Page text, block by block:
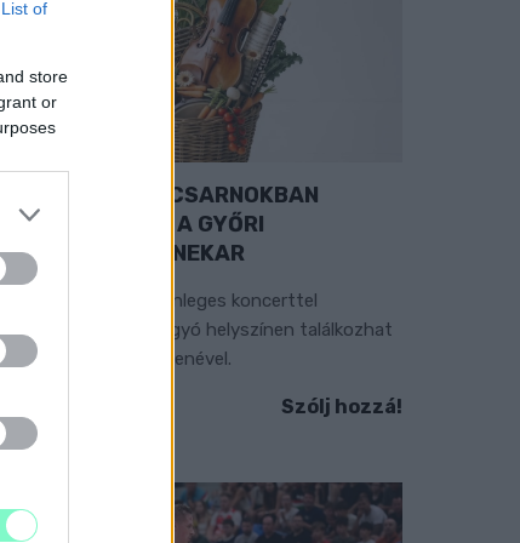
List of
store
or
A VÁSÁRCSARNOKBAN
ÚJ ÉVADÁT A GYŐRI
ZENEKAR
piac” című különleges koncerttel
7-én rendhagyó helyszínen találkozhat
a klasszikus zenével.
Szólj hozzá!